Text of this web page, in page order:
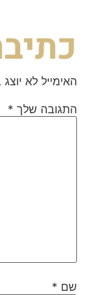
האימייל לא
התגובה שלך *
שם *